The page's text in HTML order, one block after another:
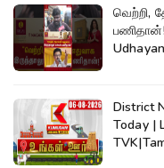
வெற்றி,
District
Today |